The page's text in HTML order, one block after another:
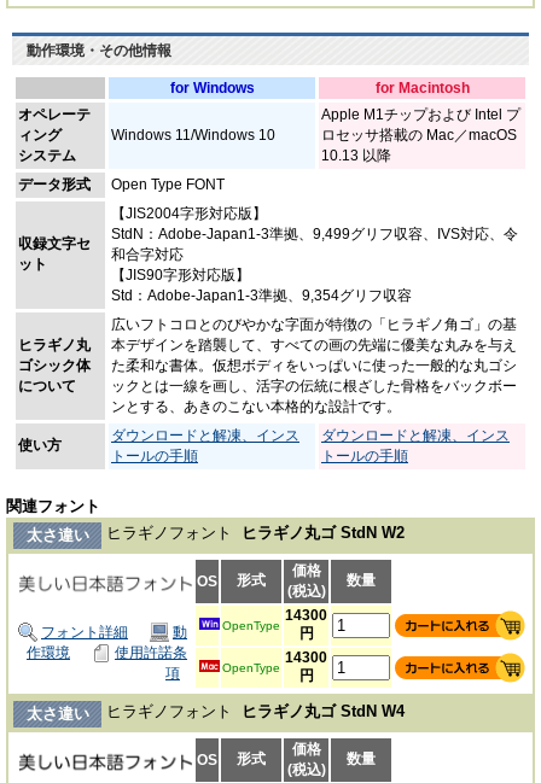
動作環境・その他情報
for Windows
for Macintosh
オペレーテ
ィング
システム
Windows 11/Windows 10
Apple M1チップおよび Intel プ
ロセッサ搭載の Mac／macOS
10.13 以降
データ形式
Open Type FONT
収録文字セ
ット
【JIS2004字形対応版】
StdN：Adobe-Japan1-3準拠、9,499グリフ収容、IVS対応、令
和合字対応
【JIS90字形対応版】
Std：Adobe-Japan1-3準拠、9,354グリフ収容
ヒラギノ丸
ゴシック体
について
広いフトコロとのびやかな字面が特徴の「ヒラギノ角ゴ」の基
本デザインを踏襲して、すべての画の先端に優美な丸みを与え
た柔和な書体。仮想ボディをいっぱいに使った一般的な丸ゴシ
ックとは一線を画し、活字の伝統に根ざした骨格をバックボー
ンとする、あきのこない本格的な設計です。
使い方
ダウンロードと解凍、インス
トールの手順
ダウンロードと解凍、インス
トールの手順
関連フォント
太さ違い
ヒラギノフォント ヒラギノ丸ゴ StdN W2
OS 形式
価格
(税込)
数量
OpenType
14300
円
OpenType
14300
円
フォント詳細
動
作環境
使用許諾条
項
太さ違い ヒラギノフォント ヒラギノ丸ゴ StdN W4
OS 形式
価格
(税込)
数量